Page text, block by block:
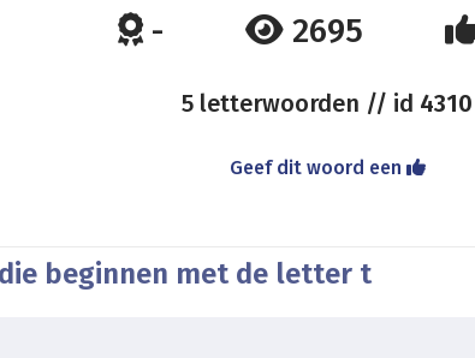
- 2695
5 letterwoorden // id 4310
Geef dit woord een
beginnen met de letter t